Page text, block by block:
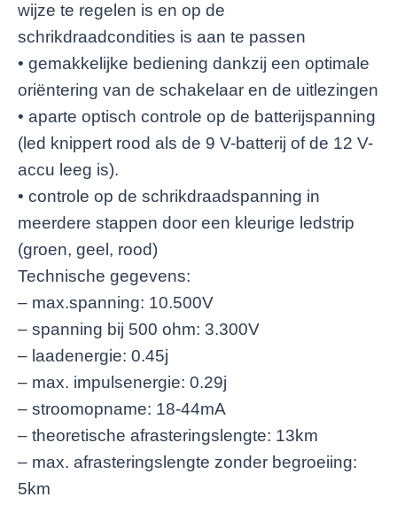
wijze te regelen is en op de
schrikdraadcondities is aan te passen
• gemakkelijke bediening dankzij een optimale
oriëntering van de schakelaar en de uitlezingen
• aparte optisch controle op de batterijspanning
(led knippert rood als de 9 V-batterij of de 12 V-
accu leeg is).
• controle op de schrikdraadspanning in
meerdere stappen door een kleurige ledstrip
(groen, geel, rood)
Technische gegevens:
– max.spanning: 10.500V
– spanning bij 500 ohm: 3.300V
– laadenergie: 0.45j
– max. impulsenergie: 0.29j
– stroomopname: 18-44mA
– theoretische afrasteringslengte: 13km
– max. afrasteringslengte zonder begroeiing:
5km